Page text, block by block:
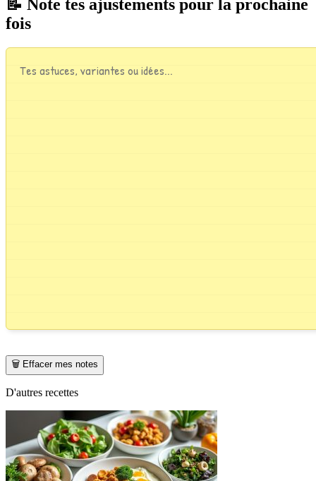
📝 Note tes ajustements pour la prochaine
fois
🗑️ Effacer mes notes
D'autres recettes